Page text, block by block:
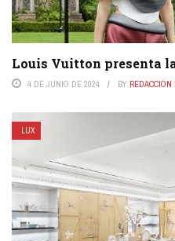
Louis Vuitton presenta
4 DE JUNIO DE 2024 BY REDACCIÓN
LUX